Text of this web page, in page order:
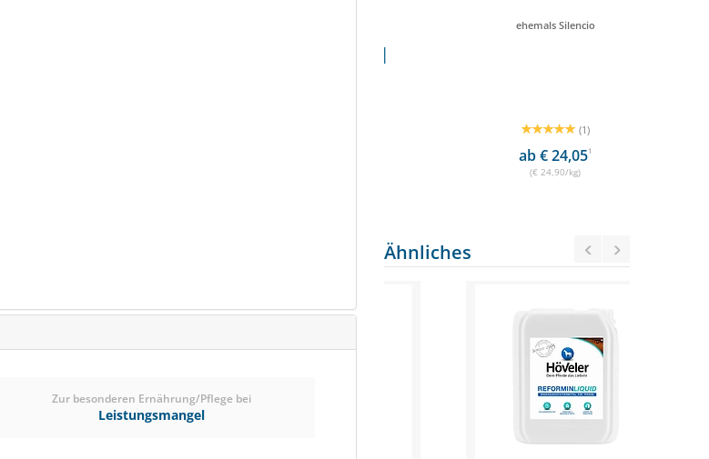
Zur besonderen Ernährung/Pflege bei
Leistungsmangel
ehemals Silencio
(1)
ab € 24,05 1
(€ 24,90/kg)
Ähnliches